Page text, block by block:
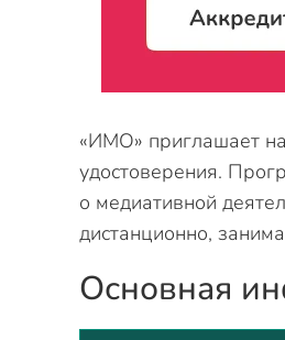
«ИМО» приглашает
удостоверения.
о медиативной
дистанционно,
Основная